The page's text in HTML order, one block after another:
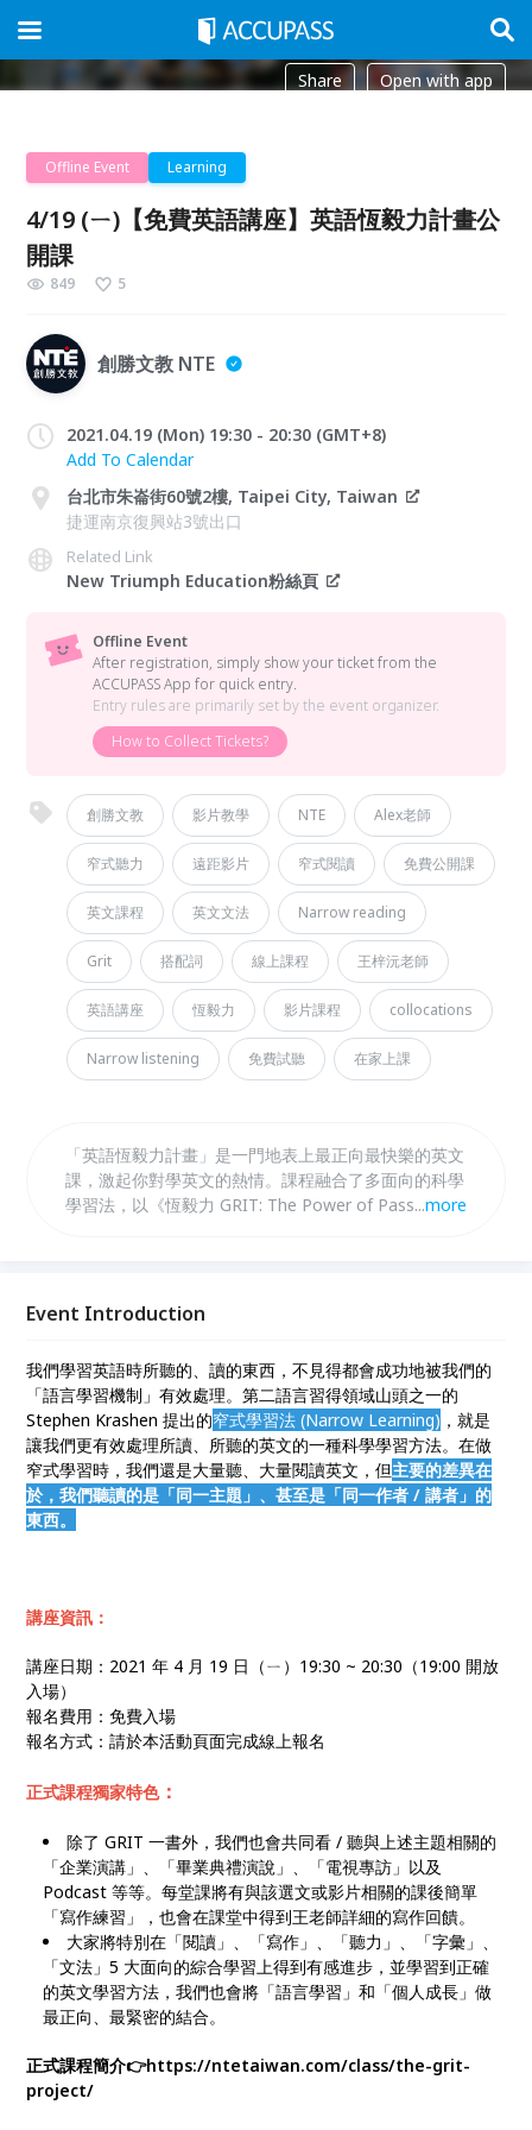
Share Open with app
Offline Event Learning
4/19 (ㄧ)【免費英語講座】英語恆毅力計畫公
開課
849 5
創勝文教 NTE
2021.04.19 (Mon) 19:30 - 20:30 (GMT+8)
Add To Calendar
台北市朱崙街60號2樓, Taipei City, Taiwan
捷運南京復興站3號出口
Related Link
New Triumph Education粉絲頁
Offline Event
After registration, simply show your ticket from the
ACCUPASS App for quick entry.
Entry rules are primarily set by the event organizer.
How to Collect Tickets?
創勝文教 影片教學 NTE Alex老師
窄式聽力 遠距影片 窄式閱讀 免費公開課
英文課程 英文文法 Narrow reading
Grit 搭配詞 線上課程 王梓沅老師
英語講座 恆毅力 影片課程 collocations
Narrow listening 免費試聽 在家上課
「英語恆毅力計畫」是一門地表上最正向最快樂的英文
課，激起你對學英文的熱情。課程融合了多面向的科學
學習法，以《恆毅力 GRIT: The Power of Passion
養」、「優秀的秘密」、「心態的角色」、「一萬小時
...more
Event Introduction
我們學習英語時所聽的、讀的東西，不見得都會成功地被我們的
「語言學習機制」有效處理。第二語言習得領域山頭之一的
Stephen Krashen 提出的窄式學習法 (Narrow Learning) ，就是
讓我們更有效處理所讀、所聽的英文的一種科學學習方法。在做
窄式學習時，我們還是大量聽、大量閱讀英文，但主要的差異在
於，我們聽讀的是「同一主題」、甚至是「同一作者 / 講者」的
東西。
講座資訊：
講座日期：2021 年 4 月 19 日（ㄧ）19:30 ~ 20:30（19:00 開放
入場）
報名費用：免費入場
報名方式：請於本活動頁面完成線上報名
正式課程獨家特色：
除了 GRIT 一書外，我們也會共同看 / 聽與上述主題相關的
「企業演講」、「畢業典禮演說」、「電視專訪」以及
Podcast 等等。每堂課將有與該選文或影片相關的課後簡單
「寫作練習」，也會在課堂中得到王老師詳細的寫作回饋。
大家將特別在「閱讀」、「寫作」、「聽力」、「字彙」、
「文法」5 大面向的綜合學習上得到有感進步，並學習到正確
的英文學習方法，我們也會將「語言學習」和「個人成長」做
最正向、最緊密的結合。
正式課程簡介👉https://ntetaiwan.com/class/the-grit-
project/